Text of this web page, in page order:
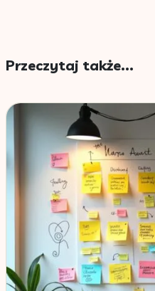
Przeczytaj także...